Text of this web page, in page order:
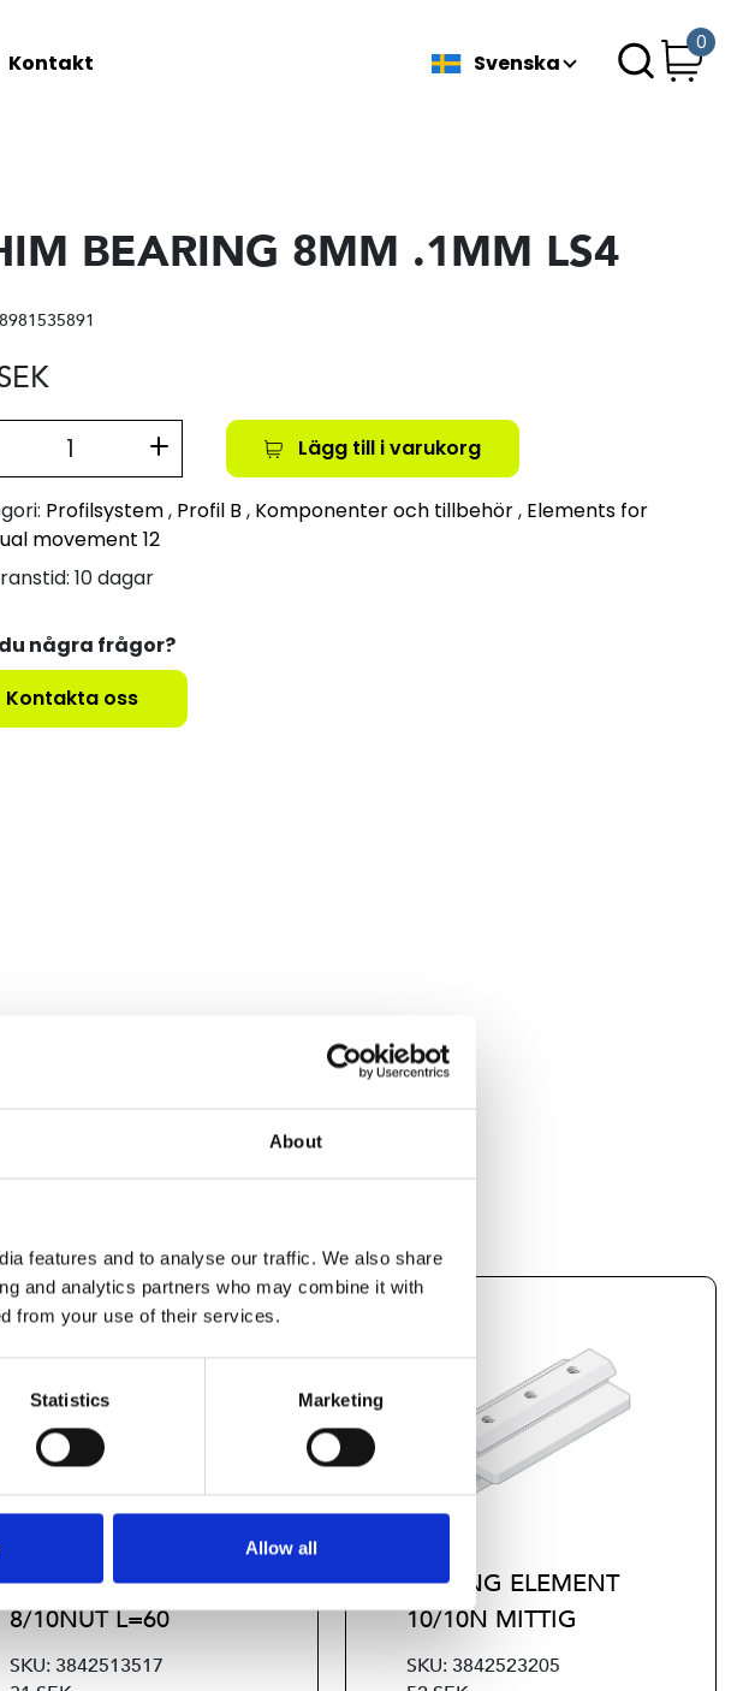
About
features and to analyse our traffic. We also share
and analytics partners who may combine it with
from your use of their services.
Statistics Marketing
Allow all
Kontakt Svenska
0
BEARING 8MM .1MM LS4
8981535891
Lägg till i varukorg
Profilsystem, Profil B , Komponenter och tillbehör, Elements for
movement 12
10 dagar
några frågor?
Kontakta oss
SLIDING ELEMENT
8/10NUT L=60
SKU: 3842513517
SLIDING ELEMENT
10/10N MITTIG
SKU: 3842523205